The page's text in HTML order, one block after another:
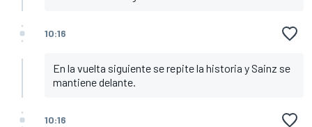
10:16
En la vuelta siguiente se repite la historia y Sainz se
mantiene delante.
10:16